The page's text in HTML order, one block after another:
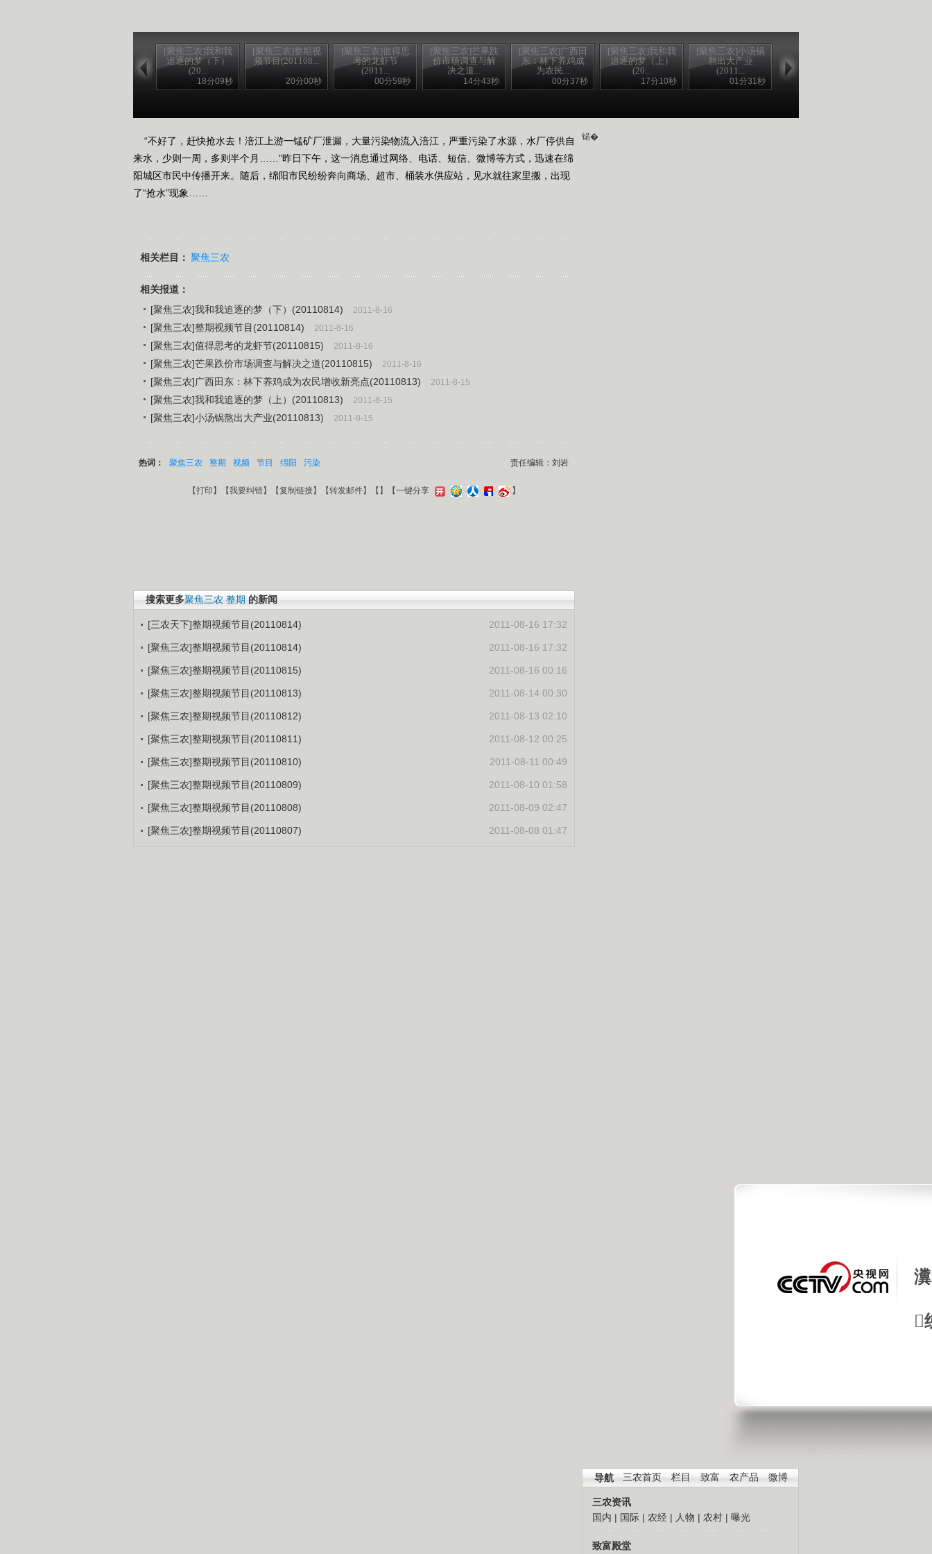
[聚焦三农]我和我
追逐的梦（下）
(20...
18分09秒
[聚焦三农]整期视
频节目(201108...
20分00秒
[聚焦三农]值得思
考的龙虾节
(2011...
00分59秒
[聚焦三农]芒果跌
价市场调查与解
决之道...
14分43秒
[聚焦三农]广西田
东：林下养鸡成
为农民...
00分37秒
[聚焦三农]我和我
追逐的梦（上）
(20...
17分10秒
[聚焦三农]小汤锅
熬出大产业
(2011...
01分31秒
锘�

三农首页 栏目 致富 农产品 微博
导航
三农资讯
国内 | 国际 | 农经 | 人物 | 农村 | 曝光
致富殿堂
“不好了，赶快抢水去！涪江上游一锰矿厂泄漏，大量污染物流入涪江，严重污染了水源，水厂停供自
来水，少则一周，多则半个月……”昨日下午，这一消息通过网络、电话、短信、微博等方式，迅速在绵
阳城区市民中传播开来。随后，绵阳市民纷纷奔向商场、超市、桶装水供应站，见水就往家里搬，出现
了“抢水”现象……
相关栏目： 聚焦三农
相关报道：
[聚焦三农]我和我追逐的梦（下）(20110814)
2011-8-16
[聚焦三农]整期视频节目(20110814) 2011-8-16
[聚焦三农]值得思考的龙虾节(20110815) 2011-8-16
[聚焦三农]芒果跌价市场调查与解决之道(20110815) 2011-8-16
[聚焦三农]广西田东：林下养鸡成为农民增收新亮点(20110813) 2011-8-15
[聚焦三农]我和我追逐的梦（上）(20110813) 2011-8-15
[聚焦三农]小汤锅熬出大产业(20110813) 2011-8-15
责任编辑：刘岩
热词： 聚焦三农 整期 视频 节目 绵阳 污染
【打印 】【我要纠错】【复制链接】【转发邮件】【 】 【一键分享 】
搜索更多聚焦三农 整期 的新闻
2011-08-16 17:32
[三农天下]整期视频节目(20110814)
2011-08-16 17:32
[聚焦三农]整期视频节目(20110814)
2011-08-16 00:16
[聚焦三农]整期视频节目(20110815)
2011-08-14 00:30
[聚焦三农]整期视频节目(20110813)
2011-08-13 02:10
[聚焦三农]整期视频节目(20110812)
2011-08-12 00:25
[聚焦三农]整期视频节目(20110811)
2011-08-11 00:49
[聚焦三农]整期视频节目(20110810)
2011-08-10 01:58
[聚焦三农]整期视频节目(20110809)
2011-08-09 02:47
[聚焦三农]整期视频节目(20110808)
2011-08-08 01:47
[聚焦三农]整期视频节目(20110807)